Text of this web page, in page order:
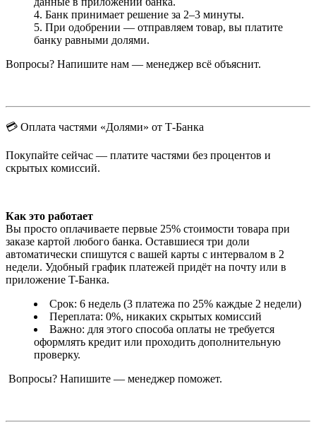
Банк принимает решение за 2–3 минуты.
При одобрении — отправляем товар, вы платите
банку равными долями.
Вопросы? Напишите нам — менеджер всё объяснит.
💳 Оплата частями «Долями» от Т-Банка
Покупайте сейчас — платите частями без процентов и
скрытых комиссий.
Как это работает
Вы просто оплачиваете первые 25% стоимости товара при
заказе картой любого банка. Оставшиеся три доли
автоматически спишутся с вашей карты с интервалом в 2
недели. Удобный график платежей придёт на почту или в
приложение T-Банка.
Срок: 6 недель (3 платежа по 25% каждые 2 недели)
Переплата: 0%, никаких скрытых комиссий
Важно: для этого способа оплаты не требуется
оформлять кредит или проходить дополнительную
проверку.
Вопросы? Напишите — менеджер поможет.